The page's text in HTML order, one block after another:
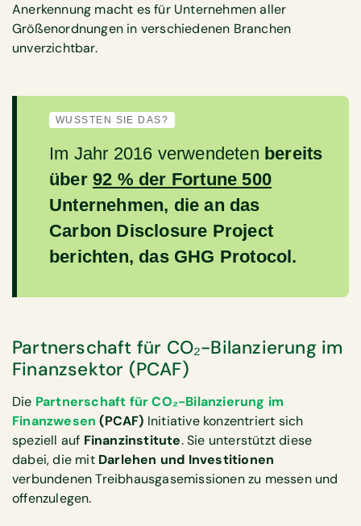
Anerkennung macht es für Unternehmen aller
Größenordnungen in verschiedenen Branchen
unverzichtbar.
WUSSTEN SIE DAS?
Im Jahr 2016 verwendeten bereits
über 92 % der Fortune 500
Unternehmen, die an das
Carbon Disclosure Project
berichten, das GHG Protocol.
Partnerschaft für CO₂-Bilanzierung im
Finanzsektor (PCAF)
Die Partnerschaft für CO₂-Bilanzierung im
Finanzwesen (PCAF) Initiative konzentriert sich
speziell auf Finanzinstitute. Sie unterstützt diese
dabei, die mit Darlehen und Investitionen
verbundenen Treibhausgasemissionen zu messen und
offenzulegen.